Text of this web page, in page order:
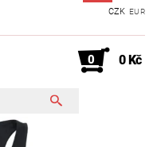
CZK EUR
0 0 Kč